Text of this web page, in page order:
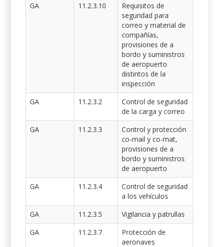
GA
11.2.3.10
Requisitos de
seguridad para
correo y material de
compañías,
provisiones de a
bordo y suministros
de aeropuerto
distintos de la
inspección
GA
11.2.3.2
Control de seguridad
de la carga y correo
GA
11.2.3.3
Control y protección
co-mail y co-mat,
provisiones de a
bordo y suministros
de aeropuerto
GA
11.2.3.4
Control de seguridad
a los vehículos
GA
11.2.3.5
Vigilancia y patrullas
GA
11.2.3.7
Protección de
aeronaves